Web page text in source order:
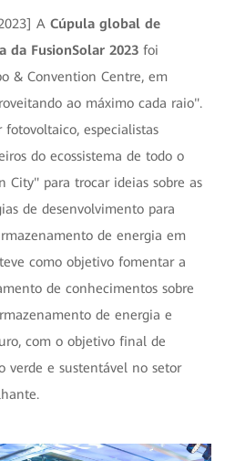
A Cúpula global de
da FusionSolar 2023 foi
& Convention Centre, em
ao máximo cada raio".
especialistas
do ecossistema de todo o
City" para trocar ideias sobre as
de desenvolvimento para
de energia em
como objetivo fomentar a
de conhecimentos sobre
de energia e
com o objetivo final de
verde e sustentável no setor